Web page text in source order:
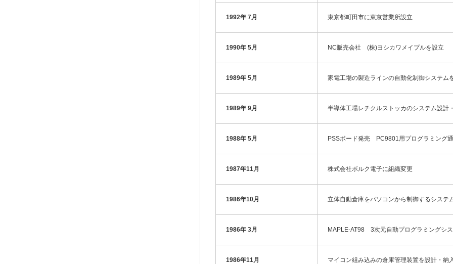
1992年 7月 東京都町田市に東京営業所設立
1990年 5月 NC販売会社 (株)ヨシカワメイプルを設立
1989年 5月 家電工場の製造ラインの自動化制御システム
1989年 9月 半導体工場レチクルストッカのシステム設計
1988年 5月 PSSボード発売 PC9801用プログラミング
1987年11月 株式会社ボルク電子に組織変更
1986年10月 立体自動倉庫をパソコンから制御するシステ
1986年 3月 MAPLE-AT98 3次元自動プログラミングシ
1986年11月 マイコン組み込みの倉庫管理装置を設計・納